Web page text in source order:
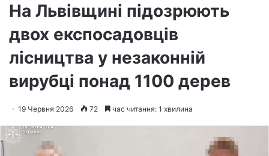
На Львівщині підозрюють
двох експосадовців
лісництва у незаконній
вирубці понад 1100 дерев
19 Червня 2026 72 час читання: 1 хвилина